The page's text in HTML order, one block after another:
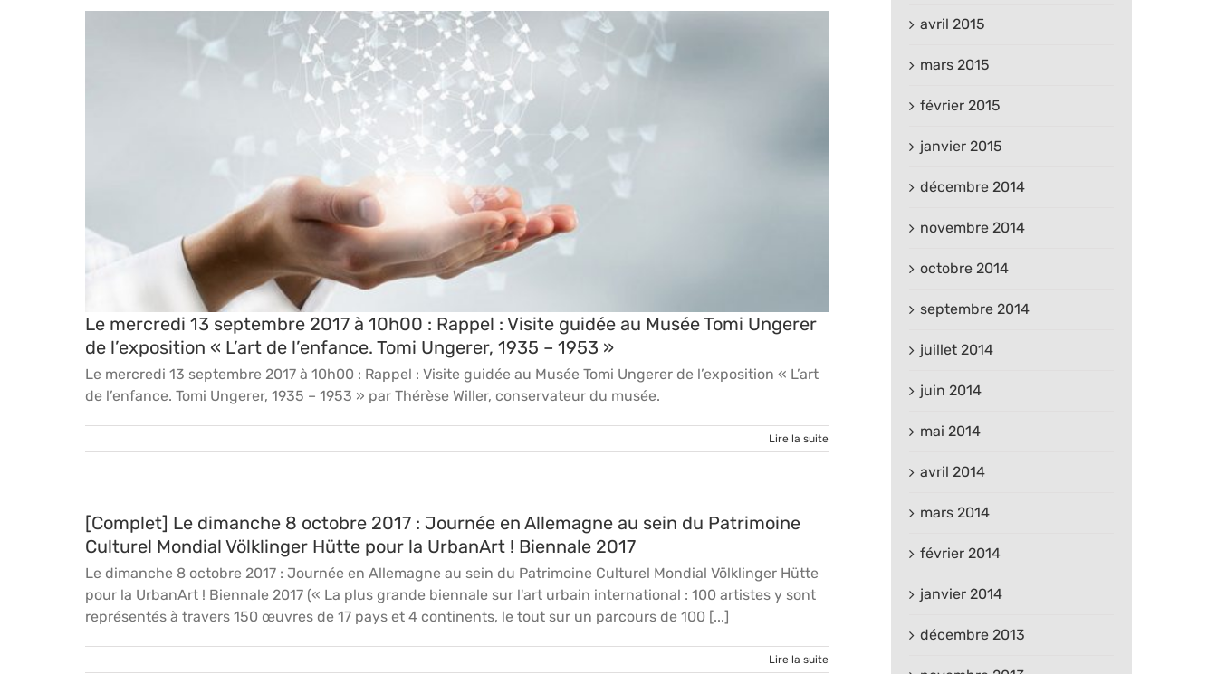
Le mercredi 13 septembre 2017 à 10h00 : Rappel : Visite guidée au Musée Tomi Ungerer de l’exposition « L’art de
l’enfance. Tomi Ungerer, 1935 – 1953 »
Actualités
Le mercredi 13 septembre 2017 à 10h00 : Rappel : Visite guidée au Musée Tomi Ungerer
de l’exposition « L’art de l’enfance. Tomi Ungerer, 1935 – 1953 »
Le mercredi 13 septembre 2017 à 10h00 : Rappel : Visite guidée au Musée Tomi Ungerer de l’exposition « L’art
de l’enfance. Tomi Ungerer, 1935 – 1953 » par Thérèse Willer, conservateur du musée.
Lire la suite
[Complet] Le dimanche 8 octobre 2017 : Journée en Allemagne au sein du Patrimoine
Culturel Mondial Völklinger Hütte pour la UrbanArt ! Biennale 2017
Le dimanche 8 octobre 2017 : Journée en Allemagne au sein du Patrimoine Culturel Mondial Völklinger Hütte
pour la UrbanArt ! Biennale 2017 (« La plus grande biennale sur l'art urbain international : 100 artistes y sont
représentés à travers 150 œuvres de 17 pays et 4 continents, le tout sur un parcours de 100 [...]
Lire la suite
avril 2015
mars 2015
février 2015
janvier 2015
décembre 2014
novembre 2014
octobre 2014
septembre 2014
juillet 2014
juin 2014
mai 2014
avril 2014
mars 2014
février 2014
janvier 2014
décembre 2013